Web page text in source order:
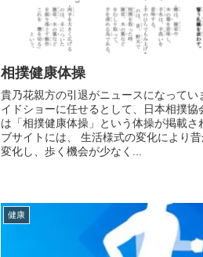
相撲健康体操
貴乃花親方の引退がニュースになってい
イドショーに任せるとして、日本相撲協
は「相撲健康体操」という体操が掲載さ
ブサイトには、 生活様式の変化により
変化し、歩く機会が少なく...
健康